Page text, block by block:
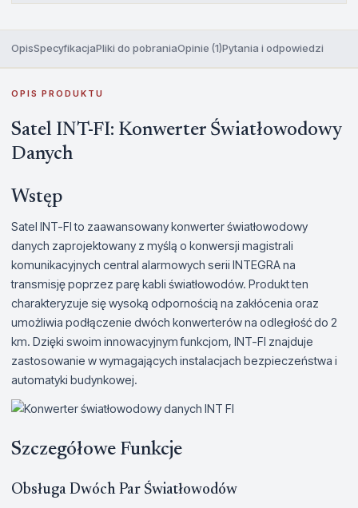
OpisSpecyfikacjaPliki do pobraniaOpinie (1)Pytania i odpowiedzi
OPIS PRODUKTU
Satel INT-FI: Konwerter Światłowodowy
Danych
Wstęp
Satel INT-FI to zaawansowany konwerter światłowodowy
danych zaprojektowany z myślą o konwersji magistrali
komunikacyjnych central alarmowych serii INTEGRA na
transmisję poprzez parę kabli światłowodów. Produkt ten
charakteryzuje się wysoką odpornością na zakłócenia oraz
umożliwia podłączenie dwóch konwerterów na odległość do 2
km. Dzięki swoim innowacyjnym funkcjom, INT-FI znajduje
zastosowanie w wymagających instalacjach bezpieczeństwa i
automatyki budynkowej.
Szczegółowe Funkcje
Obsługa Dwóch Par Światłowodów